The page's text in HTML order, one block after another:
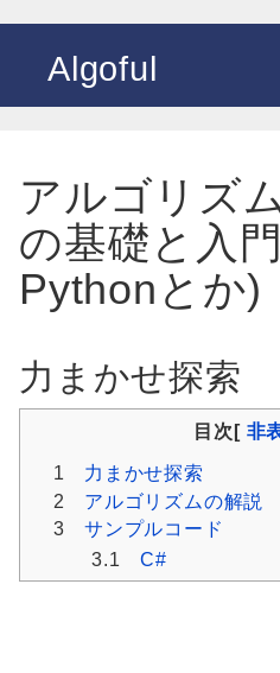
Algoful
アルゴリズ
の基礎と入
Pythonとか)
力まかせ探索
目次[ 非
1
力まかせ探索
2
アルゴリズムの解説
3
サンプルコード
3.1
C#